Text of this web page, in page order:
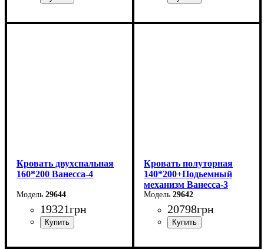
Ширина: 226 см
Ширина: 186 см
Кровать двухспальная
160*200 Ванесса-4
29644
19321грн
Кровать полуторная
140*200+Подьемный
механизм Ванесса-3
29642
20798грн